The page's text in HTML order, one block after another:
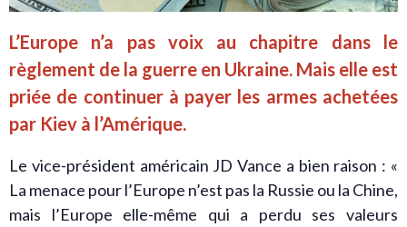
L’Europe n’a pas voix au chapitre dans le
règlement de la guerre en Ukraine. Mais elle est
priée de continuer à payer les armes achetées
par Kiev à l’Amérique.
Le vice-président américain JD Vance a bien raison : «
La menace pour l’Europe n’est pas la Russie ou la Chine,
mais l’Europe elle-même qui a perdu ses valeurs